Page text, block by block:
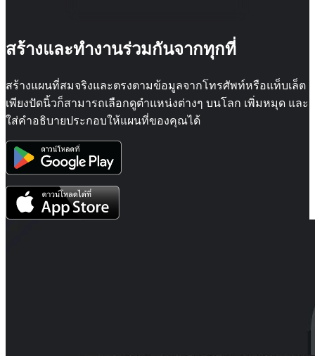
สร้างและทำงานร่วมกันจากทุกที่
สร้างแผนที่สมจริงและตรงตามข้อมูลจากโทรศัพท์หรือแท็บเล็ต
เพียงปัดนิ้วก็สามารถเลือกดูตำแหน่งต่างๆ บนโลก เพิ่มหมุด และ
ใส่คำอธิบายประกอบให้แผนที่ของคุณได้